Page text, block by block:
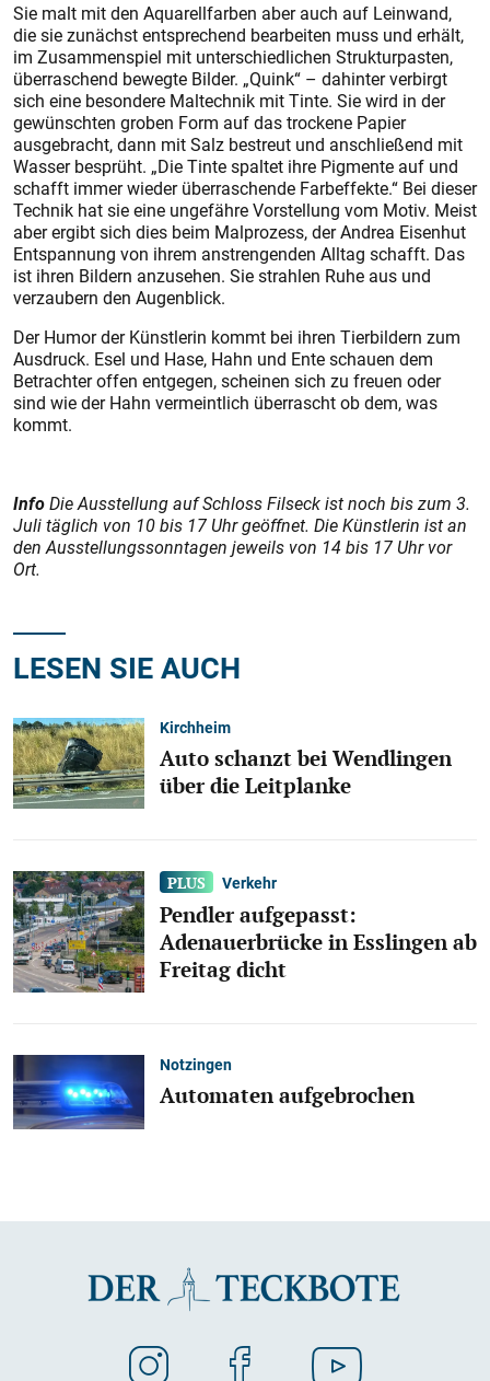
Sie malt mit den Aquarellfarben aber auch auf Leinwand,
die sie zunächst entsprechend bearbeiten muss und erhält,
im Zusammenspiel mit unterschiedlichen Strukturpasten,
überraschend bewegte Bilder. „Quink“ – dahinter verbirgt
sich eine besondere Maltechnik mit Tinte. Sie wird in der
gewünschten groben Form auf das trockene Papier
ausgebracht, dann mit Salz bestreut und anschließend mit
Wasser besprüht. „Die Tinte spaltet ihre Pigmente auf und
schafft immer wieder überraschende Farbeffekte.“ Bei dieser
Technik hat sie eine ungefähre Vorstellung vom Motiv. Meist
aber ergibt sich dies beim Malprozess, der Andrea Eisenhut
Entspannung von ihrem anstrengenden Alltag schafft. Das
ist ihren Bildern anzusehen. Sie strahlen Ruhe aus und
verzaubern den Augenblick.
Der Humor der Künstlerin kommt bei ihren Tierbildern zum
Ausdruck. Esel und Hase, Hahn und Ente schauen dem
Betrachter offen entgegen, scheinen sich zu freuen oder
sind wie der Hahn vermeintlich überrascht ob dem, was
kommt.
InfoDie Ausstellung auf Schloss Filseck ist noch bis zum 3.
Juli täglich von 10 bis 17 Uhr geöffnet. Die Künstlerin ist an
den Ausstellungssonntagen jeweils von 14 bis 17 Uhr vor
Ort.
LESEN SIE AUCH
Kirchheim
Auto schanzt bei Wendlingen
über die Leitplanke
Verkehr
Pendler aufgepasst:
Adenauerbrücke in Esslingen ab
Freitag dicht
Notzingen
Automaten aufgebrochen